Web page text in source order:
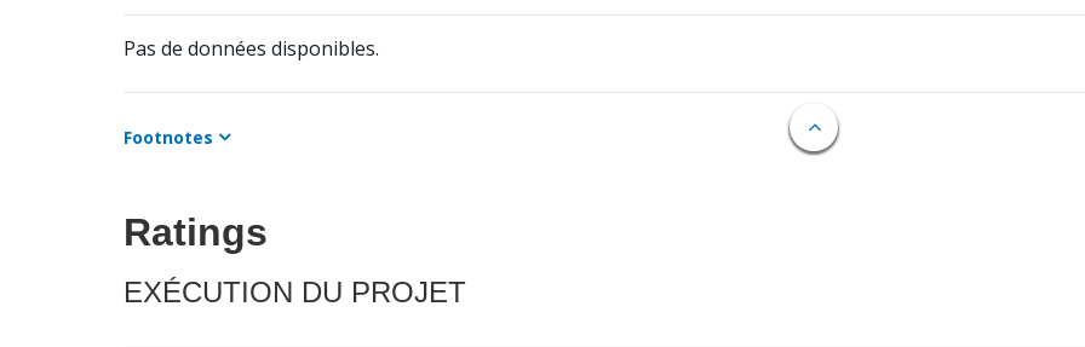
Pas de données disponibles.
Footnotes
Ratings
EXÉCUTION DU PROJET